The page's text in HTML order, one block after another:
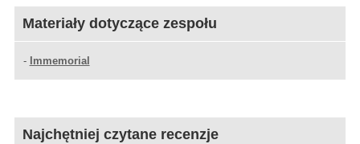
Materiały dotyczące zespołu
- Immemorial
Najchętniej czytane recenzje